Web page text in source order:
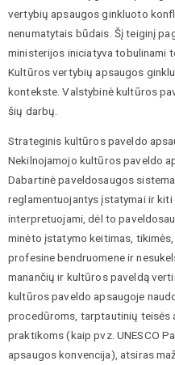
vertybių apsaugos ginkluoto
nenumatytais būdais. Šį teiginį
ministerijos iniciatyva tobulinami
Kultūros vertybių apsaugos
kontekste. Valstybinė kultūros
šių darbų.
Strateginis kultūros paveldo
Nekilnojamojo kultūros paveldo
Dabartinė paveldosaugos
reglamentuojantys įstatymai ir
interpretuojami, dėl to
minėto įstatymo keitimas,
profesine bendruomene ir
manančių ir kultūros paveldą
kultūros paveldo apsaugoje
procedūroms, tarptautinių teisės
praktikoms (kaip pvz. UNESCO
apsaugos konvencija), atsiras